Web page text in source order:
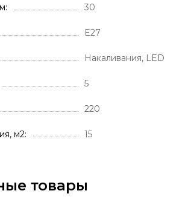
30
E27
Накаливания, LED
5
220
м2 15
товары